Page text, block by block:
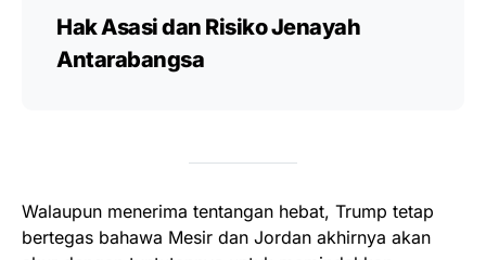
Hak Asasi dan Risiko Jenayah
Antarabangsa
Walaupun menerima tentangan hebat, Trump tetap
bertegas bahawa Mesir dan Jordan akhirnya akan